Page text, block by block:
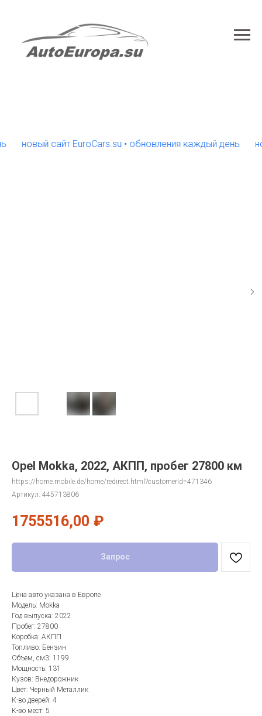
сайт EuroCars.su • обновления каждый день новый
Opel Mokka, 2022, АКПП, пробег 27800 км
https://home.mobile.de/home/redirect.html?customerId=471346
Артикул: 445713806
1755516,00 ₽
Запрос
Цена авто указана в Европе
Модель: Mokka
Год выпуска: 2022
Пробег: 27800
Коробка: АКПП
Топливо: Бензин
Объем, см3: 1199
Мощность: 131
Кузов: Внедорожник
Цвет: Черный Металлик
К-во дверей: 4
К-во мест: 5